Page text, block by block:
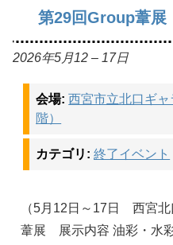
第29回Group葦展
2026年5月12 – 17日
会場: 西宮市立北口ギ
階）
カテゴリ: 終了イベント
（5月12日～17日 西宮
葦展 展示内容 油彩・水